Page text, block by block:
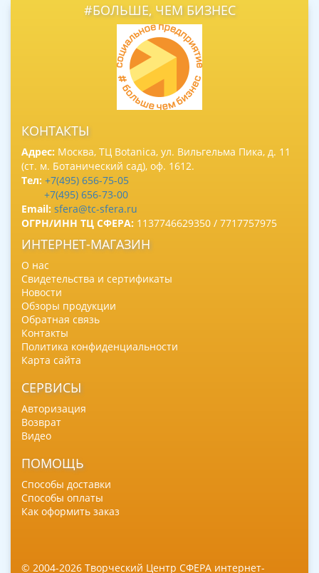
#БОЛЬШЕ, ЧЕМ БИЗНЕС
КОНТАКТЫ
Адрес: Москва, ТЦ Botanica, ул. Вильгельма Пика, д. 11
(ст. м. Ботанический сад), оф. 1612.
Тел: +7(495) 656-75-05
+7(495) 656-73-00
Email: sfera@tc-sfera.ru
ОГРН/ИНН ТЦ СФЕРА: 1137746629350 / 7717757975
ИНТЕРНЕТ-МАГАЗИН
О нас
Свидетельства и сертификаты
Новости
Обзоры продукции
Обратная связь
Контакты
Политика конфиденциальности
Карта сайта
СЕРВИСЫ
Авторизация
Возврат
Видео
ПОМОЩЬ
Способы доставки
Способы оплаты
Как оформить заказ
© 2004-2026 Творческий Центр СФЕРА интернет-